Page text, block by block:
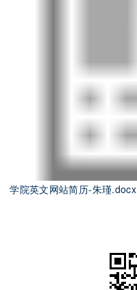
学院英文网站简历-朱瑾.docx